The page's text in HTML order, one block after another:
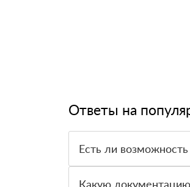
Ответы на
Есть ли
вправе от него отказаться.
Какую